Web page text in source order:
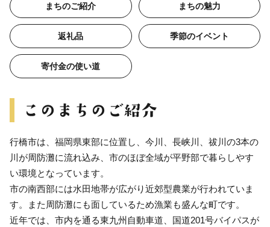
まちのご紹介 まちの魅力
返礼品 季節のイベント
寄付金の使い道
行橋市は、福岡県東部に位置し、今川、長峡川、祓川の3本の
川が周防灘に流れ込み、市のほぼ全域が平野部で暮らしやす
い環境となっています。
市の南西部には水田地帯が広がり近郊型農業が行われていま
す。また周防灘にも面しているため漁業も盛んな町です。
近年では、市内を通る東九州自動車道、国道201号バイパスが